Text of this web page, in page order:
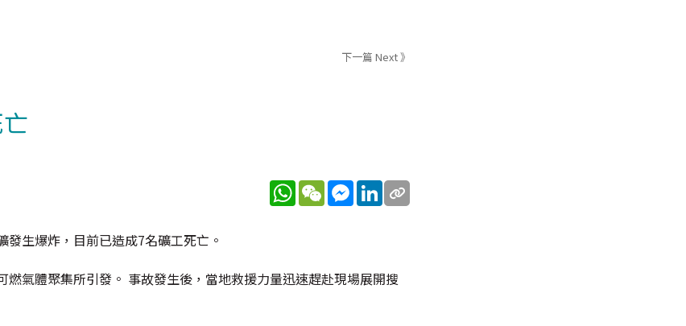
下一篇 Next 》
WhatsApp
WeChatMessenger
LinkedIn
生爆炸，目前已造成7名礦工死亡。
氣體聚集所引發。 事故發生後，當地救援力量迅速趕赴現場展開搜